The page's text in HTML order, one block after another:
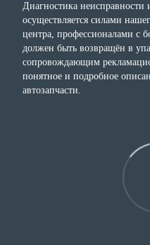
Диагностика
осуществляется силами
центра, профессионалами с
должен быть возвращён в
сопровождающим
понятное и подробное
автозапчасти.